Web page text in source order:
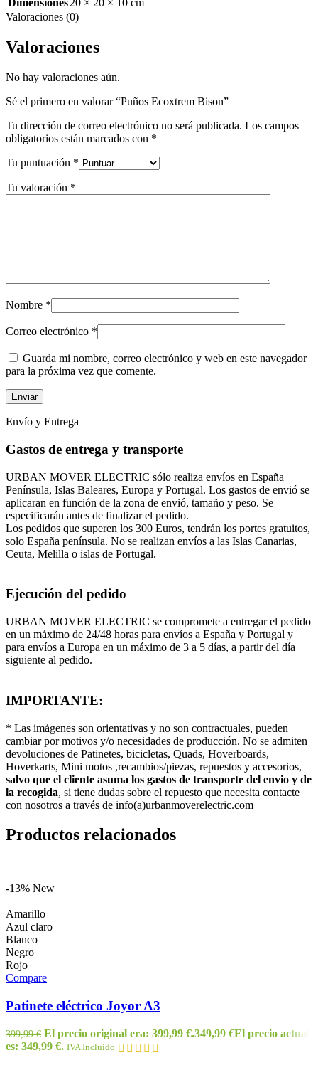
Dimensiones20 × 20 × 10 cm
Valoraciones (0)
Valoraciones
No hay valoraciones aún.
Sé el primero en valorar “Puños Ecoxtrem Bison”
Tu dirección de correo electrónico no será publicada. Los campos
obligatorios están marcados con *
Tu puntuación *
Tu valoración *
Nombre *
Correo electrónico *
Guarda mi nombre, correo electrónico y web en este navegador
para la próxima vez que comente.
Envío y Entrega
Gastos de entrega y transporte
URBAN MOVER ELECTRIC sólo realiza envíos en España
Península, Islas Baleares, Europa y Portugal. Los gastos de envió se
aplicaran en función de la zona de envió, tamaño y peso. Se
especificarán antes de finalizar el pedido.
Los pedidos que superen los 300 Euros, tendrán los portes gratuitos,
solo España península. No se realizan envíos a las Islas Canarias,
Ceuta, Melilla o islas de Portugal.
Ejecución del pedido
URBAN MOVER ELECTRIC se compromete a entregar el pedido
en un máximo de 24/48 horas para envíos a España y Portugal y
para envíos a Europa en un máximo de 3 a 5 días, a partir del día
siguiente al pedido.
IMPORTANTE:
* Las imágenes son orientativas y no son contractuales, pueden
cambiar por motivos y/o necesidades de producción. No se admiten
devoluciones de Patinetes, bicicletas, Quads, Hoverboards,
Hoverkarts, Mini motos ,recambios/piezas, repuestos y accesorios,
salvo que el cliente asuma los gastos de transporte del envio y de
la recogida, si tiene dudas sobre el repuesto que necesita contacte
con nosotros a través de info(a)urbanmoverelectric.com
Productos relacionados
-13% New
Amarillo
Azul claro
Blanco
Negro
Rojo
Compare
Patinete eléctrico Joyor A3
399,99€ El precio original era: 399,99 €.349,99 €El precio actual
es: 349,99 €. IVA Incluido